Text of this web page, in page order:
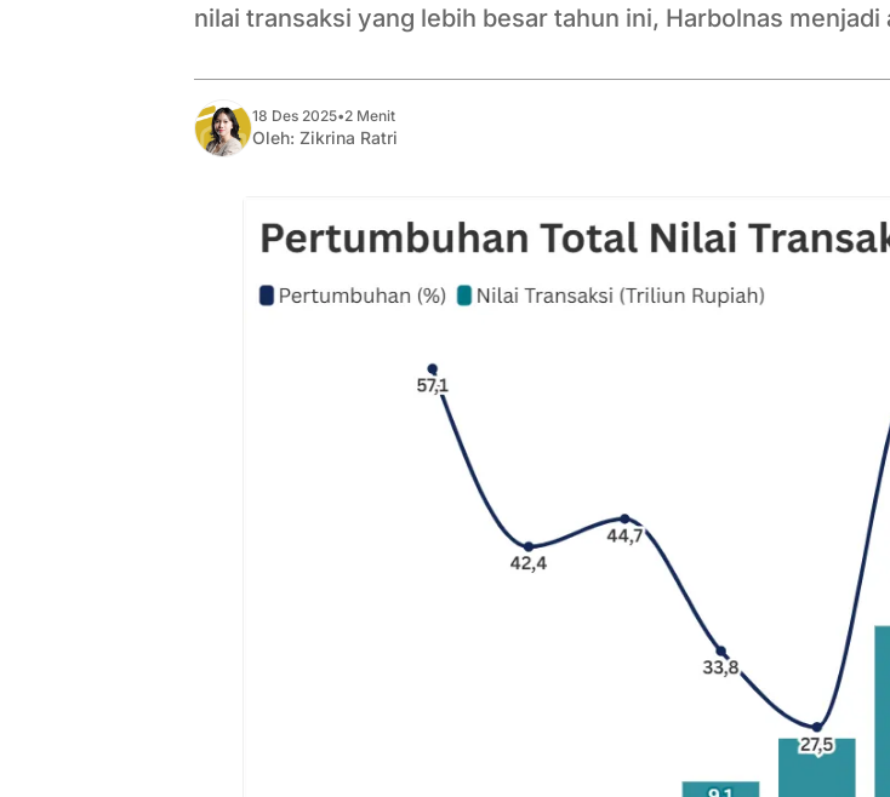
nilai transaksi yang lebih besar tahun ini, Harbolnas
18 Des 2025•2 Menit
Oleh: Zikrina Ratri